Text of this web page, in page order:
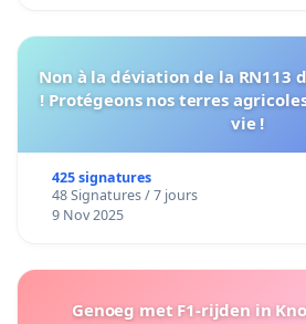
Non à la déviation de la RN113
! Protégeons nos terres
vie !
425 signatures
48 Signatures / 7 jours
9 Nov 2025
Genoeg met F1-rijden in